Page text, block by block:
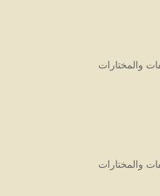
والمختارات
والمختارات